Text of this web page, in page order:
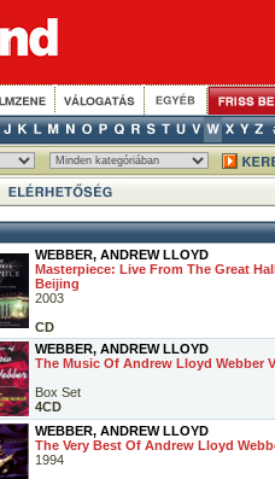
WEBBER, ANDREW LLOYD
Masterpiece: Live From The Great
Beijing
2003
CD
WEBBER, ANDREW LLOYD
The Music Of Andrew Lloyd Webber
Box Set
4CD
WEBBER, ANDREW LLOYD
The Very Best Of Andrew Lloyd
1994